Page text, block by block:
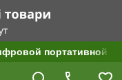
портативной